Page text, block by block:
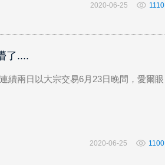
1110
2020-06-25
了....
續兩日以大宗交易6月23日晚間，愛爾眼
1100
2020-06-25